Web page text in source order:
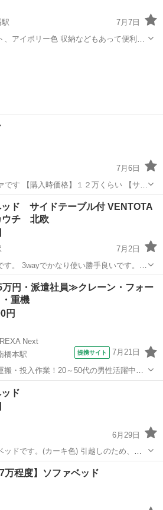
7月7日
、アイボリー色 収納などもあって便利で
7月6日
す 【購入時価格】１２万くらい 【サイ
行き：90cm （大体です） 【傷などの
りません。 【アピールポイント】状態は
ベッド
ッド サイドテーブル付 VENTOTA
ウチ 北欧
7月2日
。 3wayでかなり使い勝手良いです。足
し、軽いので移動も簡単なので用途や場
買ったものの使っていないという友人か
駅 ベッド VENTOTA
円・派遣社員≫クレーン・フォー
重機
円
Next
橋本駅
提携サイト 7月21日
搬・投入作業！20～50代の男性活躍中★
会社負担！年間休日130日★フォークリフ
就業先食堂利用可★《神奈川県相模原
...
本駅
ド
6月29日
ッドです。(カーキ色) 引越しのため、お
ドとしては使わなかったです。黒色のソ
て式ではなく、そのままの状態です。 使
イ...
ベッド
万程度】ソファベッド